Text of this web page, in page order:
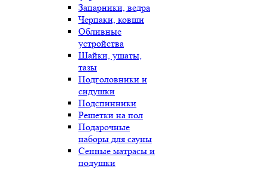
Запарники, ведра
Черпаки, ковши
Обливные
устройства
Шайки, ушаты,
тазы
Подголовники и
сидушки
Подспинники
Решетки на пол
Подарочные
наборы для сауны
Сенные матрасы и
подушки